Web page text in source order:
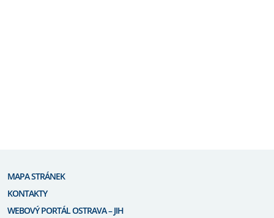
MAPA STRÁNEK
KONTAKTY
WEBOVÝ PORTÁL OSTRAVA – JIH